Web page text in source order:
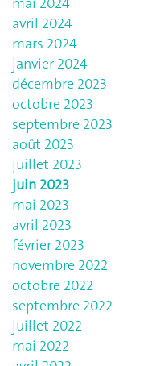
avril 2024
mars 2024
janvier 2024
décembre 2023
octobre 2023
septembre 2023
août 2023
juillet 2023
juin 2023
mai 2023
avril 2023
février 2023
novembre 2022
octobre 2022
septembre 2022
juillet 2022
mai 2022